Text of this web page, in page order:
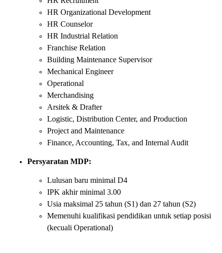
HR Organizational Development
HR Counselor
HR Industrial Relation
Franchise Relation
Building Maintenance Supervisor
Mechanical Engineer
Operational
Merchandising
Arsitek & Drafter
Logistic, Distribution Center, and Production
Project and Maintenance
Finance, Accounting, Tax, and Internal Audit
Persyaratan MDP:
Lulusan baru minimal D4
IPK akhir minimal 3.00
Usia maksimal 25 tahun (S1) dan 27 tahun (S2)
Memenuhi kualifikasi pendidikan untuk setiap posisi
(kecuali Operational)